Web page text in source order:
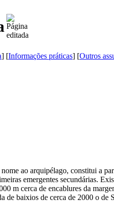
] [Informações práticas] [Outros
nome ao arquipélago, constitui a
emergentes secundárias.
m cerca de encablures da
de baixios de cerca de 2000 o de